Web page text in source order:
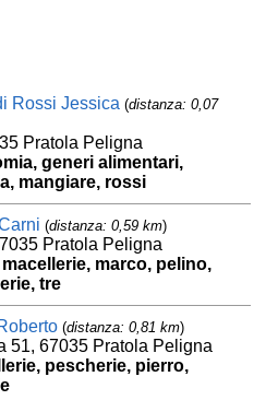
Rossi Jessica (distanza: 0,07
Pratola Peligna
generi alimentari,
mangiare, rossi
(distanza: 0,59 km)
Pratola Peligna
marco, pelino,
tre
(distanza: 0,81 km)
51, 67035 Pratola Peligna
pescherie, pierro,